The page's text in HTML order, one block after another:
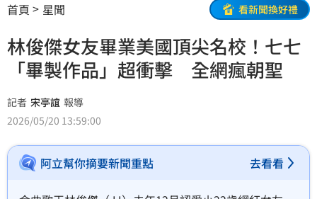
首頁 星聞 看新聞換好禮
林俊傑女友畢業美國頂尖名校！七七
「畢製作品」超衝擊 全網瘋朝聖
記者 宋亭誼 報導
2026/05/20 13:59:00
阿立幫你摘要新聞重點 去看看